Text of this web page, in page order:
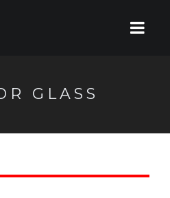
GLASS